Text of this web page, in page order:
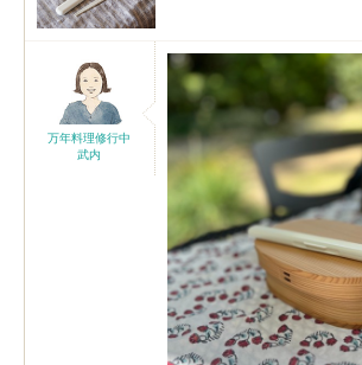
万年料理修行中
武内